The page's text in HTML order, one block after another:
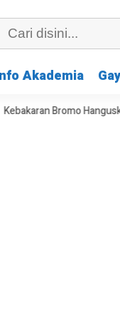
Akademia
Bromo Hanguskan